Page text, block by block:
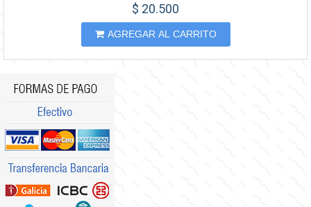
$ 20.500
AGREGAR AL CARRITO